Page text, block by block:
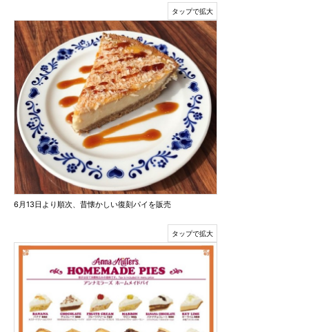
6月13日より順次、昔懐かしい復刻パイを販売